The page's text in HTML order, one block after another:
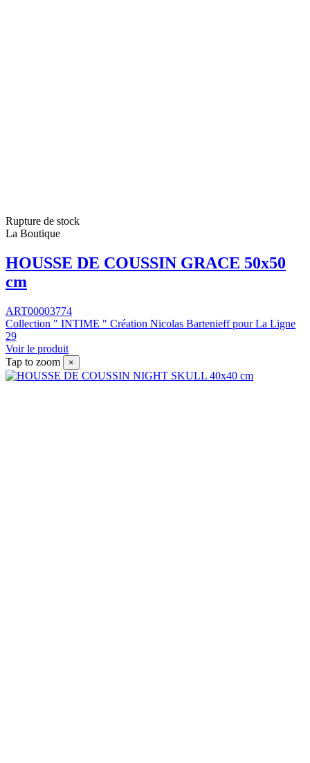
Rupture de stock
La Boutique
HOUSSE DE COUSSIN GRACE 50x50
cm
ART00003774
Collection " INTIME " Création Nicolas Bartenieff pour La Ligne
29
Voir le produit
Tap to zoom
×